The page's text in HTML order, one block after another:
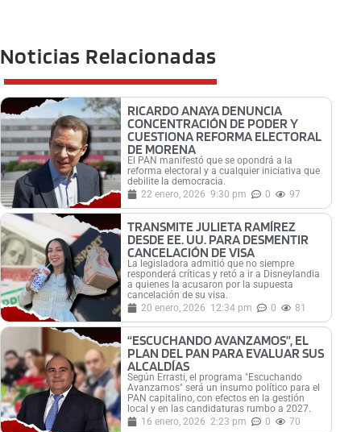
Noticias Relacionadas
RICARDO ANAYA DENUNCIA
CONCENTRACIÓN DE PODER Y
CUESTIONA REFORMA ELECTORAL
DE MORENA
El PAN manifestó que se opondrá a la
reforma electoral y a cualquier iniciativa que
debilite la democracia.
22 enero, 2026 9:30 pm 0 97
TRANSMITE JULIETA RAMÍREZ
DESDE EE. UU. PARA DESMENTIR
CANCELACIÓN DE VISA
La legisladora admitió que no siempre
responderá críticas y retó a ir a Disneylandia
a quienes la acusaron por la supuesta
cancelación de su visa.
20 enero, 2026 12:34 pm 0 81
“ESCUCHANDO AVANZAMOS”, EL
PLAN DEL PAN PARA EVALUAR SUS
ALCALDÍAS
Según Errasti, el programa "Escuchando
Avanzamos" será un insumo político para el
PAN capitalino, con efectos en la gestión
local y en las candidaturas rumbo a 2027.
16 enero, 2026 2:23 pm 0 70